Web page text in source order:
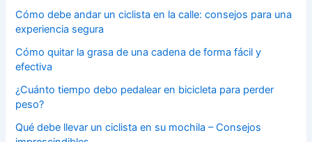
Cómo debe andar un ciclista en la calle: consejos para una
experiencia segura
Cómo quitar la grasa de una cadena de forma fácil y
efectiva
¿Cuánto tiempo debo pedalear en bicicleta para perder
peso?
Qué debe llevar un ciclista en su mochila – Consejos